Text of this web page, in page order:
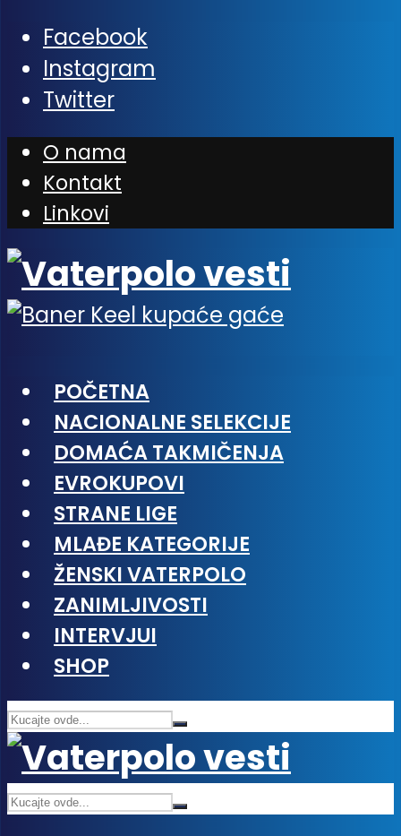
Facebook
Instagram
Twitter
O nama
Kontakt
Linkovi
POČETNA
NACIONALNE SELEKCIJE
DOMAĆA TAKMIČENJA
EVROKUPOVI
STRANE LIGE
MLAĐE KATEGORIJE
ŽENSKI VATERPOLO
ZANIMLJIVOSTI
INTERVJUI
SHOP